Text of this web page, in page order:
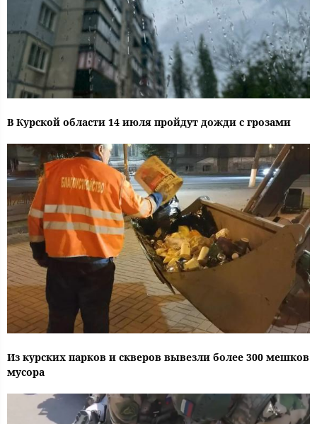
В Курской области 14 июля пройдут дожди с грозами
Из курских парков и скверов вывезли более 300 мешков
мусора